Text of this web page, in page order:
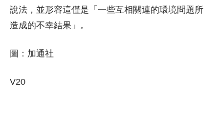
說法，並形容這僅是「一些互相關連的環境問題所
造成的不幸結果」。
圖：加通社
V20